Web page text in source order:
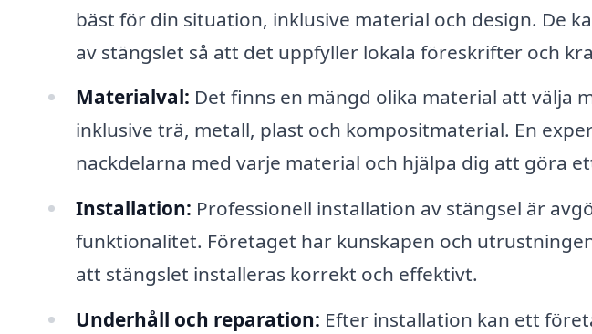
bäst för din situation, inklusive material och design. De
av stängslet så att det uppfyller lokala föreskrifter och
Materialval: Det finns en mängd olika material att välja
inklusive trä, metall, plast och kompositmaterial. En
nackdelarna med varje material och hjälpa dig att göra
Installation: Professionell installation av stängsel är
funktionalitet. Företaget har kunskapen och
att stängslet installeras korrekt och effektivt.
Underhåll och reparation: Efter installation kan ett